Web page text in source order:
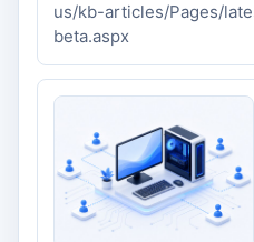
us/kb-articles/Pages/
beta.aspx